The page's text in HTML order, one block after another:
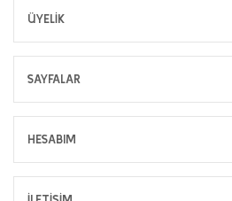
ÜYELİK
SAYFALAR
HESABIM